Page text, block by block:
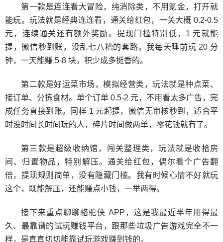
第一款是连连看大冒险，纯消除类，不用氪金，打开就
能玩。玩法就是经典连连看，通关给红包，一关大概 0.2-0.5
元，连续通关还有额外奖励。提现门槛特别低，1 元就能
提，微信秒到账，没乱七八糟的套路。我每天睡前玩 20 分
钟，一天能赚 5-8 块，积少成多挺香的。
第二款是好运菜市场，模拟经营类，玩法就是种点菜、
接订单、分拣食材。单个订单 0.5-2 元，不用看太多广告，完
成任务直接到账。同样 1 元起提，微信无审核秒到，适合平
时没时间长时间玩的人，碎片时间做两单，零花钱就有了。
第三款是超级收纳馆，闯关整理类，玩法就是收拾房
间、归置物品，特别解压。通关给红包，偶尔看个广告翻
倍，提现规则简单，没有隐藏门槛。我有时候心情不好就玩
这个，既能解压，还能赚点小钱，一举两得。
接下来重点聊聊骆驼侠 APP，这是我最近半年用得最
久、最靠谱的试玩赚钱平台，跟那些垃圾广告游戏完全不一
样，是真真切切能靠试玩游戏赚到钱的。